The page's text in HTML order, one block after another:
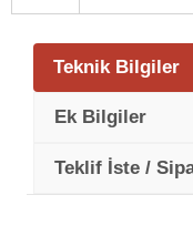
Teknik Bilgiler
Ek Bilgiler
Teklif İste /